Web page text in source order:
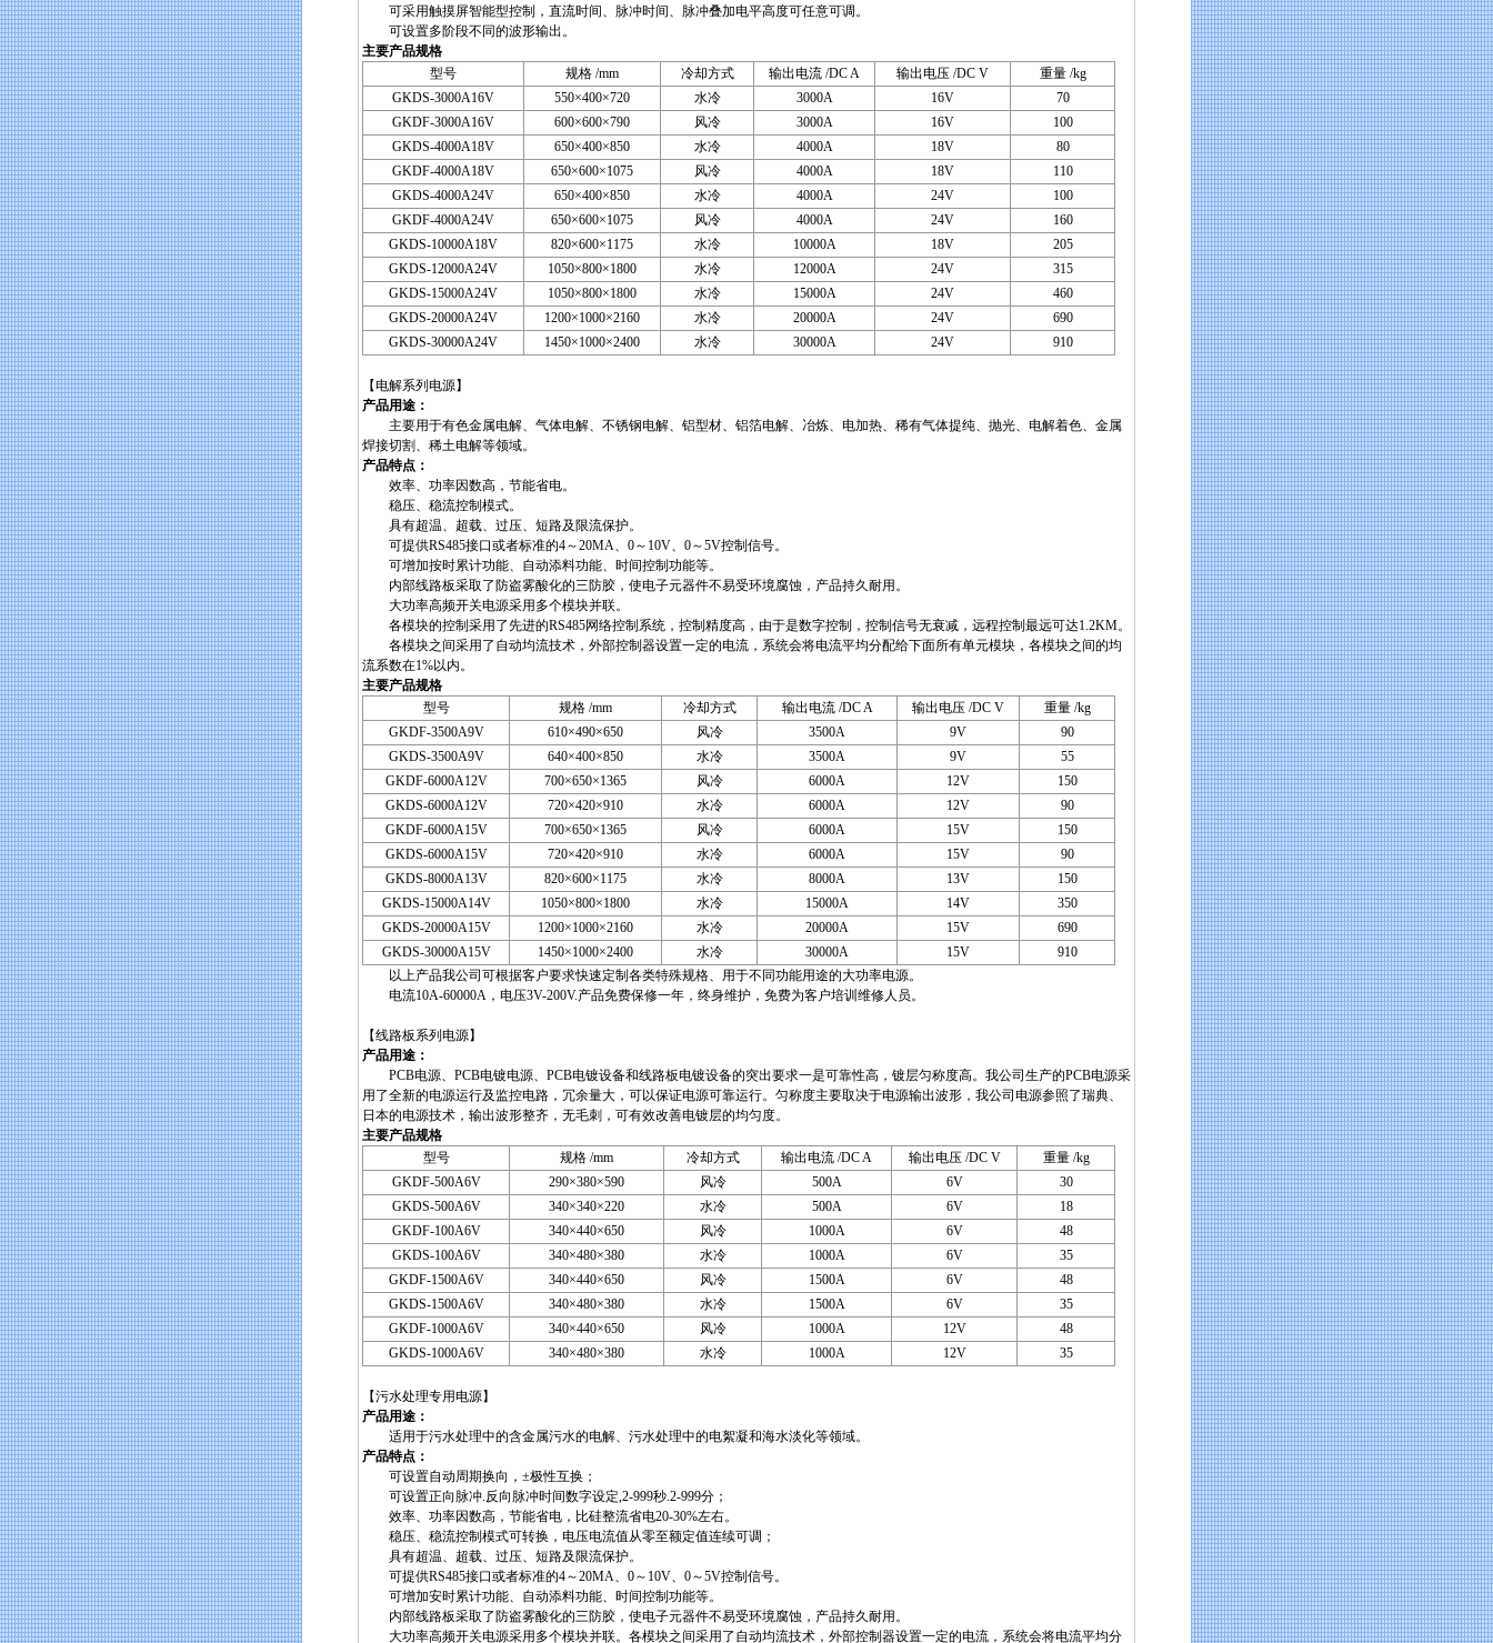
可采用触摸屏智能型控制，直流时间、脉冲时间、脉冲叠加电平高度可任意可调。
可设置多阶段不同的波形输出。
主要产品规格
型号
规格 /mm 冷却方式 输出电流 /DC A 输出电压 /DC V
重量 /kg
GKDS-3000A16V
550×400×720 水冷 3000A 16V
70
GKDF-3000A16V
600×600×790 风冷 3000A 16V
100
GKDS-4000A18V
650×400×850 水冷 4000A 18V
80
GKDF-4000A18V
650×600×1075 风冷 4000A 18V
110
GKDS-4000A24V
650×400×850 水冷 4000A 24V
100
GKDF-4000A24V
650×600×1075 风冷 4000A 24V
160
GKDS-10000A18V
820×600×1175 水冷 10000A 18V
205
GKDS-12000A24V
1050×800×1800 水冷 12000A 24V
315
GKDS-15000A24V
1050×800×1800 水冷 15000A 24V
460
GKDS-20000A24V
1200×1000×2160 水冷 20000A 24V
690
GKDS-30000A24V
1450×1000×2400 水冷 30000A 24V 910
【电解系列电源】
产品用途：
主要用于有色金属电解、气体电解、不锈钢电解、铝型材、铝箔电解、冶炼、电加热、稀有气体提纯、抛光、电解着色、金属
焊接切割、稀土电解等领域。
产品特点：
效率、功率因数高，节能省电。
稳压、稳流控制模式。
具有超温、超载、过压、短路及限流保护。
可提供RS485接口或者标准的4～20MA、0～10V、0～5V控制信号。
可增加按时累计功能、自动添料功能、时间控制功能等。
内部线路板采取了防盗雾酸化的三防胶，使电子元器件不易受环境腐蚀，产品持久耐用。
大功率高频开关电源采用多个模块并联。
各模块的控制采用了先进的RS485网络控制系统，控制精度高，由于是数字控制，控制信号无衰减，远程控制最远可达1.2KM。
各模块之间采用了自动均流技术，外部控制器设置一定的电流，系统会将电流平均分配给下面所有单元模块，各模块之间的均
流系数在1%以内。
主要产品规格
型号
规格 /mm 冷却方式 输出电流 /DC A 输出电压 /DC V
重量 /kg
GKDF-3500A9V
610×490×650 风冷 3500A 9V
90
GKDS-3500A9V
640×400×850 水冷 3500A 9V
55
GKDF-6000A12V
700×650×1365 风冷 6000A 12V
150
GKDS-6000A12V
720×420×910 水冷 6000A 12V
90
GKDF-6000A15V
700×650×1365 风冷 6000A 15V
150
GKDS-6000A15V
720×420×910 水冷 6000A 15V
90
GKDS-8000A13V
820×600×1175 水冷 8000A 13V
150
GKDS-15000A14V
1050×800×1800 水冷 15000A 14V
350
GKDS-20000A15V
1200×1000×2160 水冷 20000A 15V
690
GKDS-30000A15V
1450×1000×2400 水冷 30000A 15V
910
以上产品我公司可根据客户要求快速定制各类特殊规格、用于不同功能用途的大功率电源。
电流10A-60000A，电压3V-200V.产品免费保修一年，终身维护，免费为客户培训维修人员。
【线路板系列电源】
产品用途：
PCB电源、PCB电镀电源、PCB电镀设备和线路板电镀设备的突出要求一是可靠性高，镀层匀称度高。我公司生产的PCB电源采
用了全新的电源运行及监控电路，冗余量大，可以保证电源可靠运行。匀称度主要取决于电源输出波形，我公司电源参照了瑞典、
日本的电源技术，输出波形整齐，无毛刺，可有效改善电镀层的均匀度。
主要产品规格
型号
规格 /mm 冷却方式 输出电流 /DC A 输出电压 /DC V
重量 /kg
GKDF-500A6V
290×380×590 风冷 500A 6V
30
GKDS-500A6V
340×340×220 水冷 500A 6V
18
GKDF-100A6V
340×440×650 风冷 1000A 6V
48
GKDS-100A6V
340×480×380 水冷 1000A 6V
35
GKDF-1500A6V
340×440×650 风冷 1500A 6V
48
GKDS-1500A6V
340×480×380 水冷 1500A 6V
35
GKDF-1000A6V
340×440×650 风冷 1000A 12V
48
GKDS-1000A6V
340×480×380 水冷 1000A 12V 35
【污水处理专用电源】
产品用途：
适用于污水处理中的含金属污水的电解、污水处理中的电絮凝和海水淡化等领域。
产品特点：
可设置自动周期换向，±极性互换；
可设置正向脉冲.反向脉冲时间数字设定,2-999秒.2-999分；
效率、功率因数高，节能省电，比硅整流省电20-30%左右。
稳压、稳流控制模式可转换，电压电流值从零至额定值连续可调；
具有超温、超载、过压、短路及限流保护。
可提供RS485接口或者标准的4～20MA、0～10V、0～5V控制信号。
可增加安时累计功能、自动添料功能、时间控制功能等。
内部线路板采取了防盗雾酸化的三防胶，使电子元器件不易受环境腐蚀，产品持久耐用。
大功率高频开关电源采用多个模块并联。各模块之间采用了自动均流技术，外部控制器设置一定的电流，系统会将电流平均分